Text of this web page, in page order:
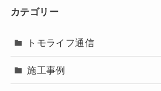
カテゴリー
トモライフ通信
施工事例